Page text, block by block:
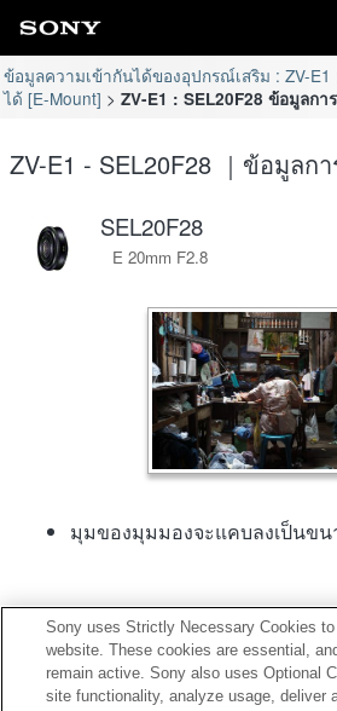
ข้อมูลความเข้ากันได้ของอุปกรณ์เสริม : ZV-E1
ได้ [E-Mount]
ZV-E1 : SEL20F28 ข้อมูลกา
ZV-E1 - SEL20F28 ｜ข้อมูลก
SEL20F28
E 20mm F2.8
มุมของมุมมองจะแคบลงเป็นขน
Contact Us
Sony uses Strictly Necessary Cookies
website. These cookies are essential,
remain active. Sony also uses Optional
site functionality, analyze usage, deliver